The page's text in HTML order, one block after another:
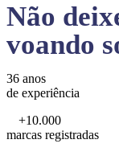
Não
voando
36 anos
de experiência
+10.000
marcas registradas